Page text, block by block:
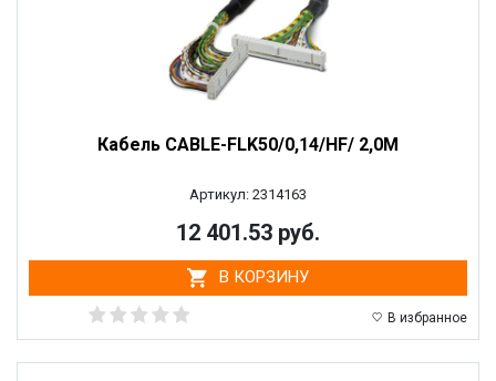
Кабель CABLE-FLK50/0,14/HF/ 2,0M
Артикул: 2314163
12 401.53 руб.
В КОРЗИНУ
В избранное